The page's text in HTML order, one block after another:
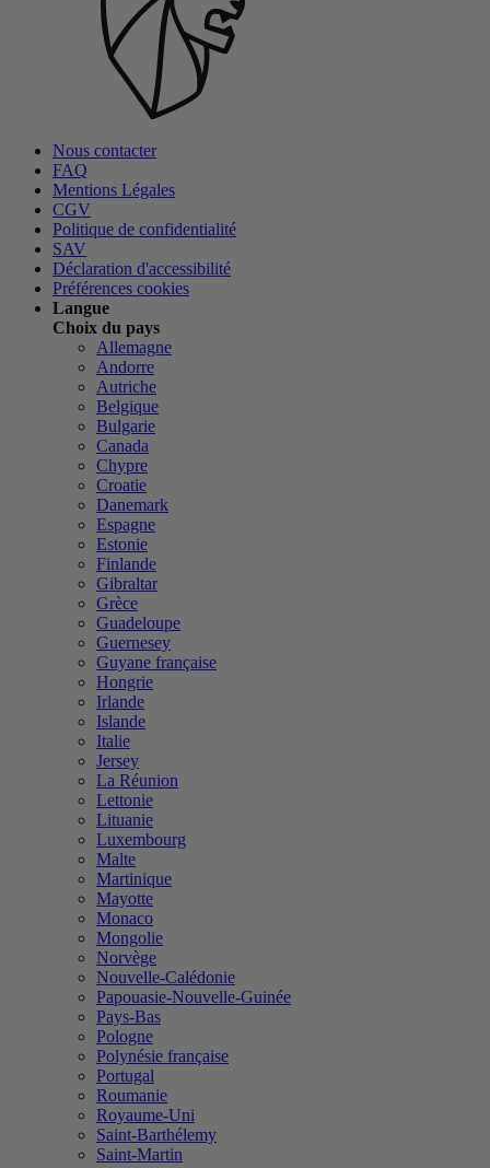
Nous contacter
FAQ
Mentions Légales
CGV
Politique de confidentialité
SAV
Déclaration d'accessibilité
Préférences cookies
Langue
Choix du pays
Allemagne
Andorre
Autriche
Belgique
Bulgarie
Canada
Chypre
Croatie
Danemark
Espagne
Estonie
Finlande
Gibraltar
Grèce
Guadeloupe
Guernesey
Guyane française
Hongrie
Irlande
Islande
Italie
Jersey
La Réunion
Lettonie
Lituanie
Luxembourg
Malte
Martinique
Mayotte
Monaco
Mongolie
Norvège
Nouvelle-Calédonie
Papouasie-Nouvelle-Guinée
Pays-Bas
Pologne
Polynésie française
Portugal
Roumanie
Royaume-Uni
Saint-Barthélemy
Saint-Martin